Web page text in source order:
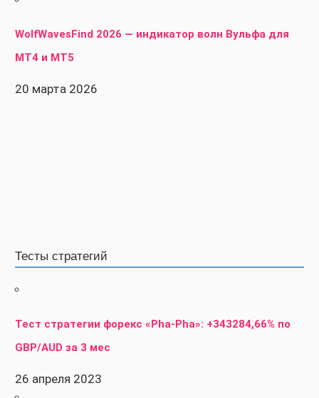
WolfWavesFind 2026 — индикатор волн Вульфа для
MT4 и MT5
20 марта 2026
Тесты стратегий
Тест стратегии форекс «Pha-Pha»: +343284,66% по
GBP/AUD за 3 мес
26 апреля 2023